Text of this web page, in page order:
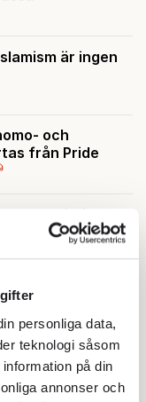
personliga data,
teknologi såsom
på din
annonser och
är ingen
och
från Pride
Det populistiska
älskar att hata
service-
om